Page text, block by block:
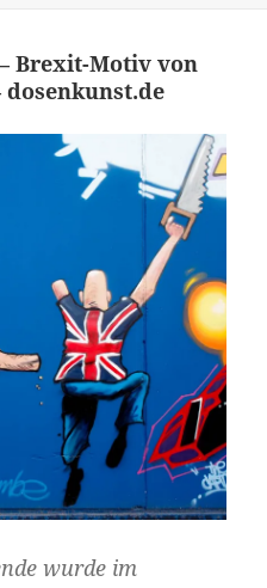
Brexit-Motiv von
wurde im